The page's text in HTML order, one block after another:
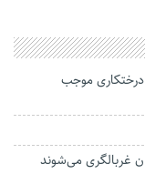
درختکاری موجب